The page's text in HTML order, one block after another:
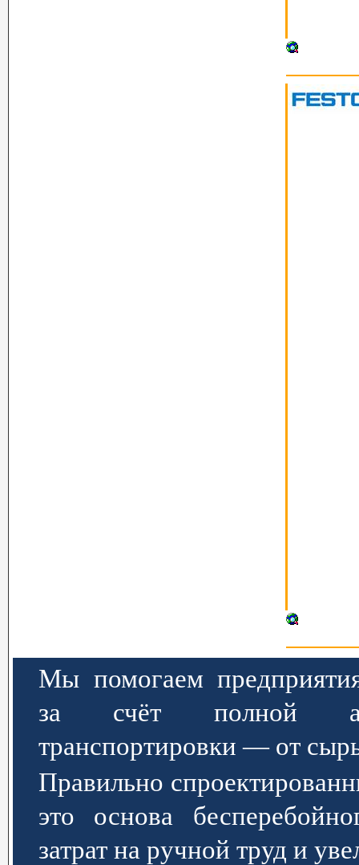
Мы помогаем
за счёт полной
транспортировки — от
Правильно
это основа
затрат на ручной труд и